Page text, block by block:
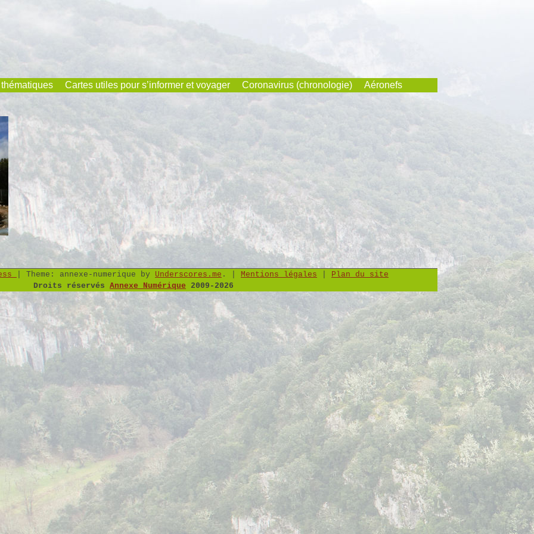
Cartes utiles pour s’informer et voyager Coronavirus (chronologie) Aéronefs
Theme: annexe-numerique by Underscores.me . Mentions légales
Plan du site
Droits réservés Annexe Numérique 2009-2026